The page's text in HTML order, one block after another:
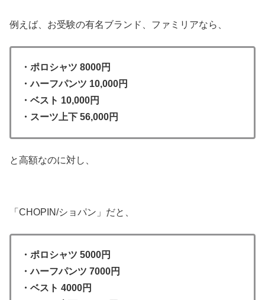
例えば、お受験の有名ブランド、ファミリアなら、
・ポロシャツ 8000円
・ハーフパンツ 10,000円
・ベスト 10,000円
・スーツ上下 56,000円
と高額なのに対し、
「CHOPIN/ショパン」だと、
・ポロシャツ 5000円
・ハーフパンツ 7000円
・ベスト 4000円